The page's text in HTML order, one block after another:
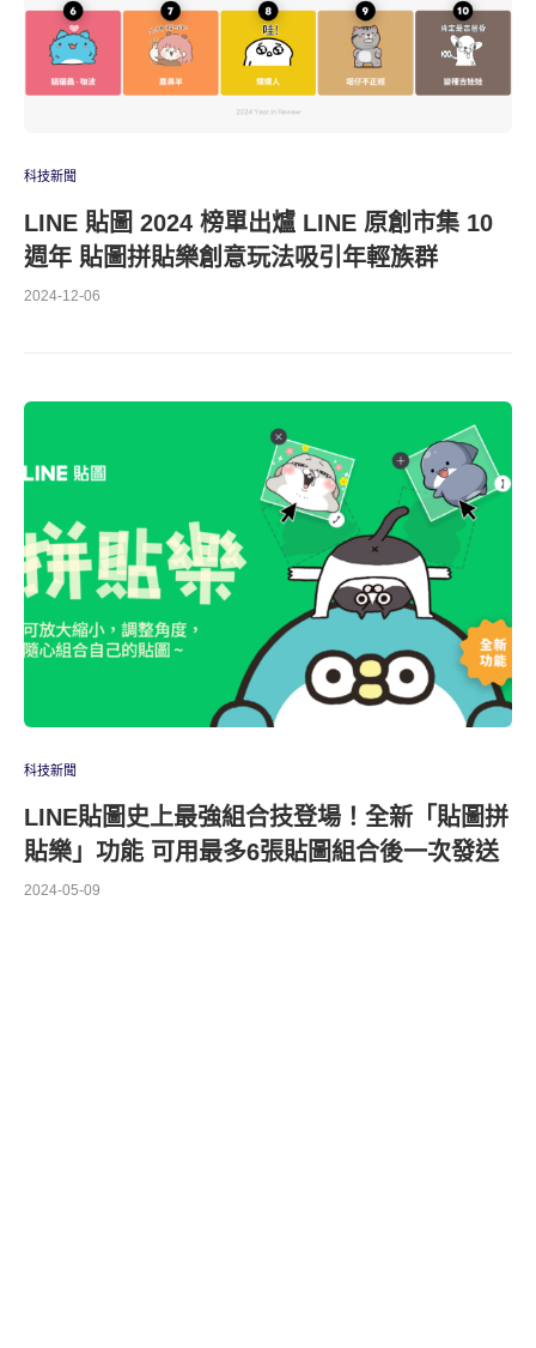
科技新聞
LINE 貼圖 2024 榜單出爐 LINE 原創市集 10
週年 貼圖拼貼樂創意玩法吸引年輕族群
2024-12-06
科技新聞
LINE貼圖史上最強組合技登場！全新「貼圖拼
貼樂」功能 可用最多6張貼圖組合後一次發送
2024-05-09